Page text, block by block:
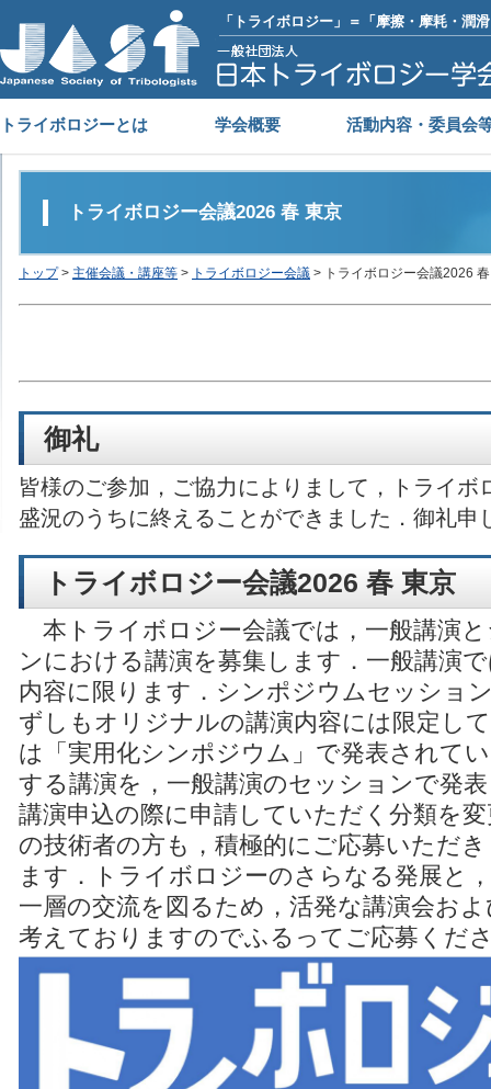
「トライボロジー」＝「摩擦・摩耗・潤
トライボロジーとは 学会概要 活動内容・委員会
トライボロジー会議2026 春 東京
トップ> 主催会議・講座等 > トライボロジー会議 > トライボロジー会議2026
御礼
皆様のご参加，ご協力によりまして，トライボ
盛況のうちに終えることができました．御礼申
トライボロジー会議2026 春 東京
本トライボロジー会議では，一般講演
ンにおける講演を募集します．一般講演
内容に限ります．シンポジウムセッショ
ずしもオリジナルの講演内容には限定し
は「実用化シンポジウム」で発表されて
する講演を，一般講演のセッションで発
講演申込の際に申請していただく分類を
の技術者の方も，積極的にご応募いただ
ます．トライボロジーのさらなる発展と
一層の交流を図るため，活発な講演会お
考えておりますのでふるってご応募くだ